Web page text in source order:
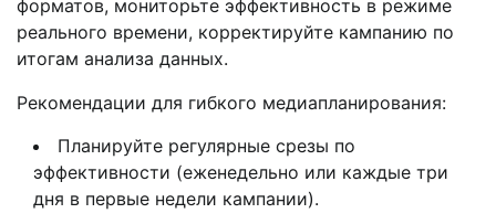
форматов, мониторьте эффективность в режиме
реального времени, корректируйте кампанию по
итогам анализа данных.
Рекомендации для гибкого медиапланирования:
Планируйте регулярные срезы по
эффективности (еженедельно или каждые три
дня в первые недели кампании).